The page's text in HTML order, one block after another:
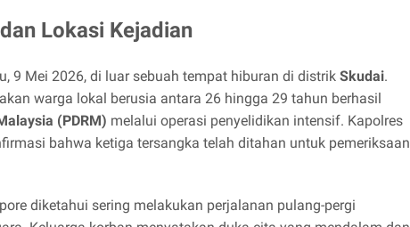
Lokasi Kejadian
9 Mei 2026, di luar sebuah tempat hiburan di distrik Skudai.
warga lokal berusia antara 26 hingga 29 tahun berhasil
(PDRM) melalui operasi penyelidikan intensif. Kapolres
bahwa ketiga tersangka telah ditahan untuk pemeriksaan
diketahui sering melakukan perjalanan pulang-pergi